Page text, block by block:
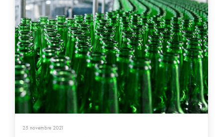
25 novembre 2021